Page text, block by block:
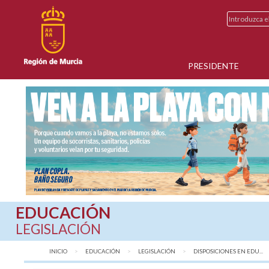
PRESIDENTE
EDUCACIÓN
LEGISLACIÓN
INICIO EDUCACIÓN LEGISLACIÓN DISPOSICIONES EN EDU...